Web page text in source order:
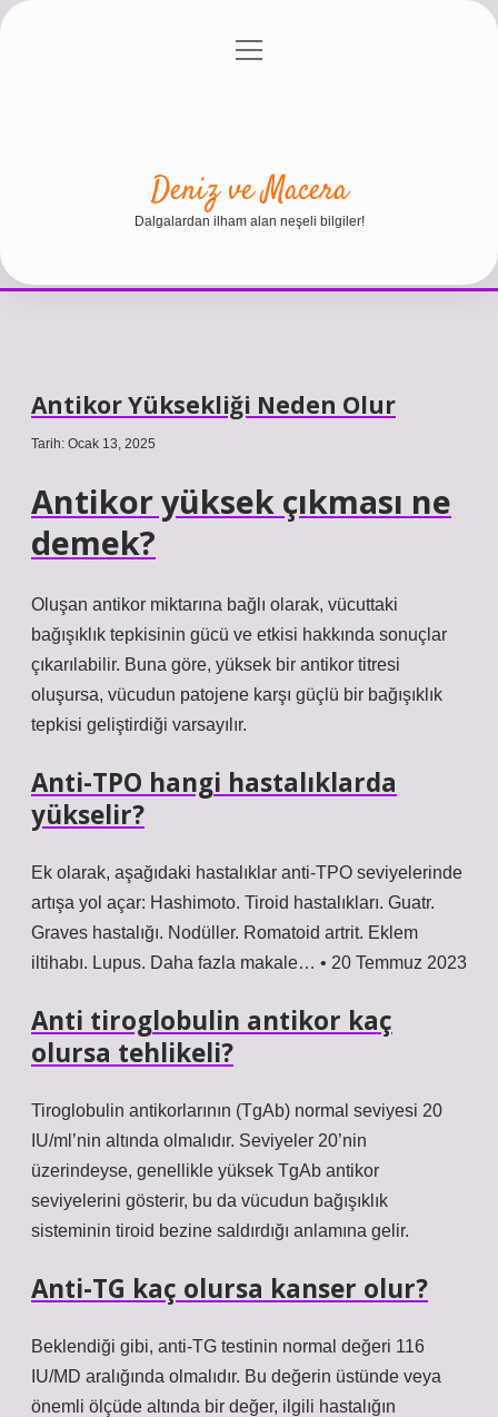
Gizlilik Politikası
menüyü
Deniz ve Macera
Dalgalardan ilham alan neşeli bilgiler!
Antikor Yüksekliği Neden Olur
Tarih: Ocak 13, 2025
Antikor yüksek çıkması ne
demek?
Oluşan antikor miktarına bağlı olarak, vücuttaki
bağışıklık tepkisinin gücü ve etkisi hakkında sonuçlar
çıkarılabilir. Buna göre, yüksek bir antikor titresi
oluşursa, vücudun patojene karşı güçlü bir bağışıklık
tepkisi geliştirdiği varsayılır.
Anti-TPO hangi hastalıklarda
yükselir?
Ek olarak, aşağıdaki hastalıklar anti-TPO seviyelerinde
artışa yol açar: Hashimoto. Tiroid hastalıkları. Guatr.
Graves hastalığı. Nodüller. Romatoid artrit. Eklem
iltihabı. Lupus. Daha fazla makale… • 20 Temmuz 2023
Anti tiroglobulin antikor kaç
olursa tehlikeli?
Tiroglobulin antikorlarının (TgAb) normal seviyesi 20
IU/ml’nin altında olmalıdır. Seviyeler 20’nin
üzerindeyse, genellikle yüksek TgAb antikor
seviyelerini gösterir, bu da vücudun bağışıklık
sisteminin tiroid bezine saldırdığı anlamına gelir.
Anti-TG kaç olursa kanser olur?
Beklendiği gibi, anti-TG testinin normal değeri 116
IU/MD aralığında olmalıdır. Bu değerin üstünde veya
önemli ölçüde altında bir değer, ilgili hastalığın